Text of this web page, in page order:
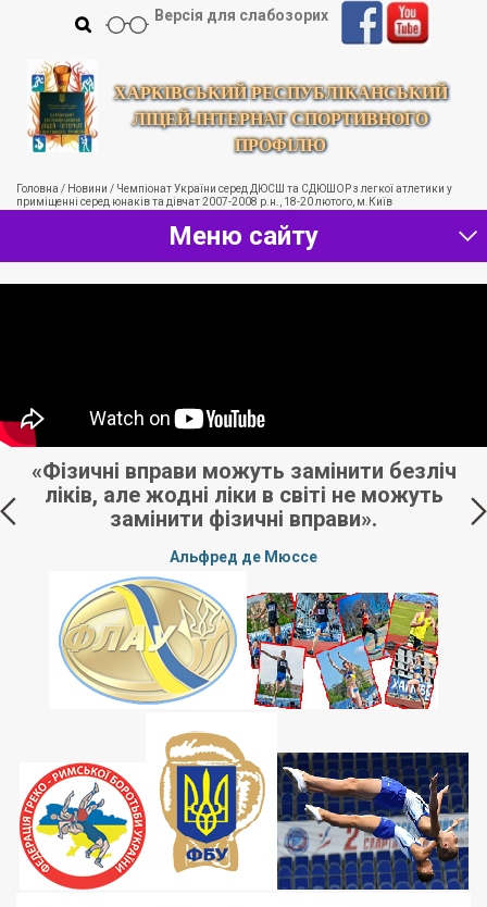
ХАРКІВСЬКИЙ РЕСПУБЛІКАНСЬКИЙ
ЛІЦЕЙ-ІНТЕРНАТ СПОРТИВНОГО
ПРОФІЛЮ
Версія для слабозорих
Головна / Новини / Чемпіонат України серед ДЮСШ та СДЮШОР з легкої атлетики у
приміщенні серед юнаків та дівчат 2007-2008 р.н., 18-20 лютого, м.Київ
Меню сайту
«Фізичні вправи можуть замінити безліч
ліків, але жодні ліки в світі не можуть
замінити фізичні вправи».
Альфред де Мюссе